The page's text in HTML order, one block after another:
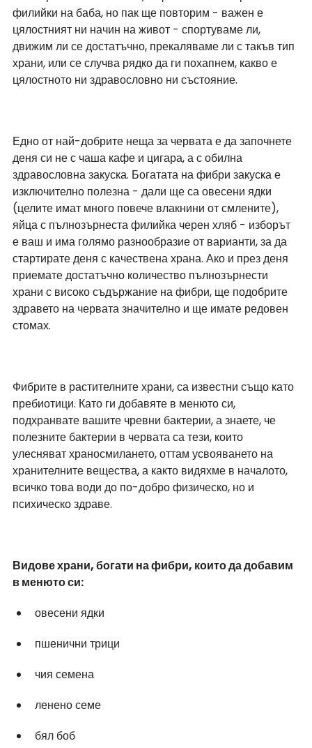
филийки на баба, но пак ще повторим - важен е
цялостният ни начин на живот - спортуваме ли,
движим ли се достатъчно, прекаляваме ли с такъв тип
храни, или се случва рядко да ги похапнем, какво е
цялостното ни здравословно ни състояние.
Едно от най-добрите неща за червата е да започнете
деня си не с чаша кафе и цигара, а с обилна
здравословна закуска. Богатата на фибри закуска е
изключително полезна - дали ще са овесени ядки
(целите имат много повече влакнини от смлените),
яйца с пълнозърнеста филийка черен хляб - изборът
е ваш и има голямо разнообразие от варианти, за да
стартирате деня с качествена храна. Ако и през деня
приемате достатъчно количество пълнозърнести
храни с високо съдържание на фибри, ще подобрите
здравето на червата значително и ще имате редовен
стомах.
Фибрите в растителните храни, са известни също като
пребиотици. Като ги добавяте в менюто си,
подхранвате вашите чревни бактерии, а знаете, че
полезните бактерии в червата са тези, които
улесняват храносмилането, оттам усвояването на
хранителните вещества, а както видяхме в началото,
всичко това води до по-добро физическо, но и
психическо здраве.
Видове храни, богати на фибри, които да добавим
в менюто си:
овесени ядки
пшенични трици
чия семена
ленено семе
бял боб